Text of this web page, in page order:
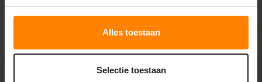
Alles toestaan
Selectie toestaan